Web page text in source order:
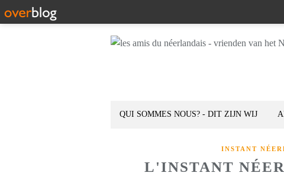
QUI SOMMES NOUS? - DIT ZIJN WIJ
INSTANT
L'INSTANT